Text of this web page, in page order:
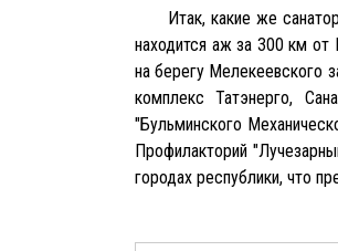
Итак, какие же
находится аж за 300 км от
на берегу Мелекеевского
комплекс Татэнерго,
"Бульминского
Профилакторий
городах республики, что